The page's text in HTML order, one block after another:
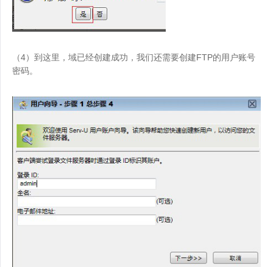
（4）到这里，域已经创建成功，我们还需要创建FTP的用户账号
密码。